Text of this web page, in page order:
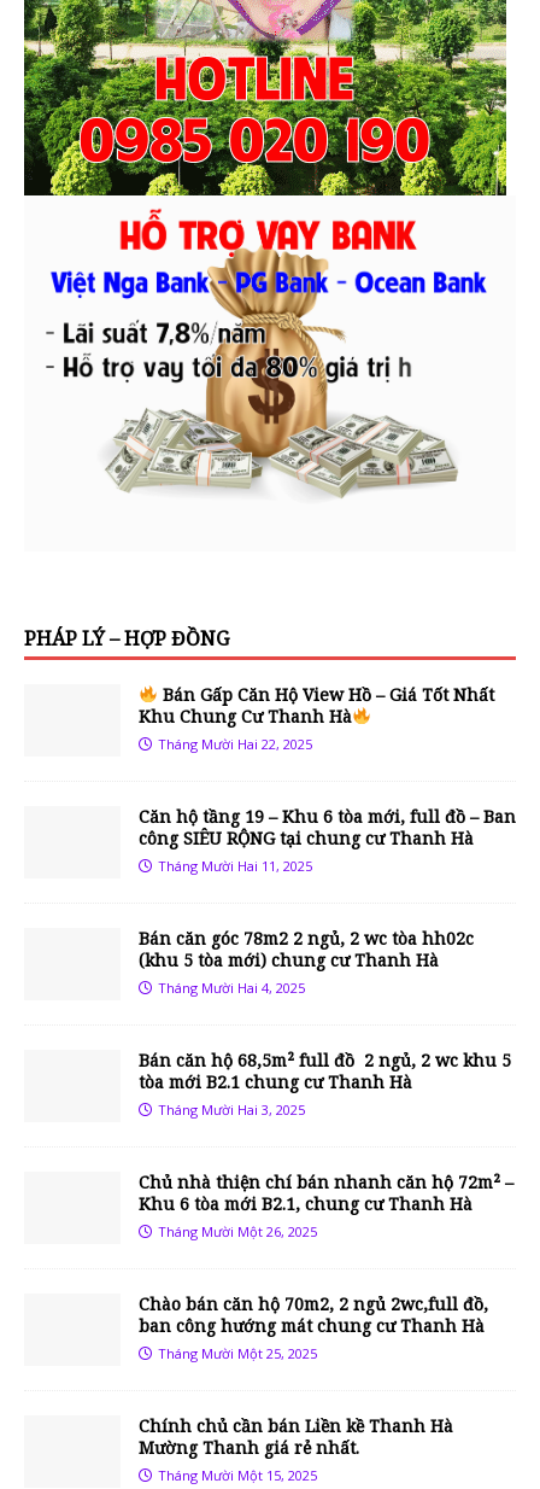
PHÁP LÝ – HỢP ĐỒNG
Bán Gấp Căn Hộ View Hồ – Giá Tốt Nhất
Khu Chung Cư Thanh Hà
Tháng Mười Hai 22, 2025
Căn hộ tầng 19 – Khu 6 tòa mới, full đồ – Ban
công SIÊU RỘNG tại chung cư Thanh Hà
Tháng Mười Hai 11, 2025
Bán căn góc 78m2 2 ngủ, 2 wc tòa hh02c
(khu 5 tòa mới) chung cư Thanh Hà
Tháng Mười Hai 4, 2025
Bán căn hộ 68,5m² full đồ 2 ngủ, 2 wc khu 5
tòa mới B2.1 chung cư Thanh Hà
Tháng Mười Hai 3, 2025
Chủ nhà thiện chí bán nhanh căn hộ 72m² –
Khu 6 tòa mới B2.1, chung cư Thanh Hà
Tháng Mười Một 26, 2025
Chào bán căn hộ 70m2, 2 ngủ 2wc,full đồ,
ban công hướng mát chung cư Thanh Hà
Tháng Mười Một 25, 2025
Chính chủ cần bán Liền kề Thanh Hà
Mường Thanh giá rẻ nhất.
Tháng Mười Một 15, 2025